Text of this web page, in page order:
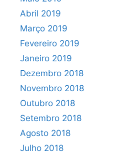
Abril 2019
Março 2019
Fevereiro 2019
Janeiro 2019
Dezembro 2018
Novembro 2018
Outubro 2018
Setembro 2018
Agosto 2018
Julho 2018